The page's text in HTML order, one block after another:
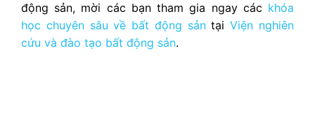
động sản, mời các bạn tham gia ngay các khóa
học chuyên sâu về bất động sảntạiViện nghiên
cứu và đào tạo bất động sản.